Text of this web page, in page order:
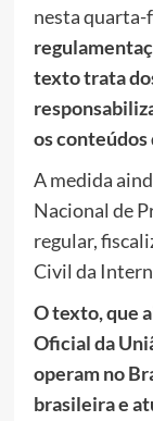
nesta quarta-
texto trata
os conteúdos
A medida
Nacional de
regular,
Civil da
O texto, que
Oficial da
operam no
brasileira e